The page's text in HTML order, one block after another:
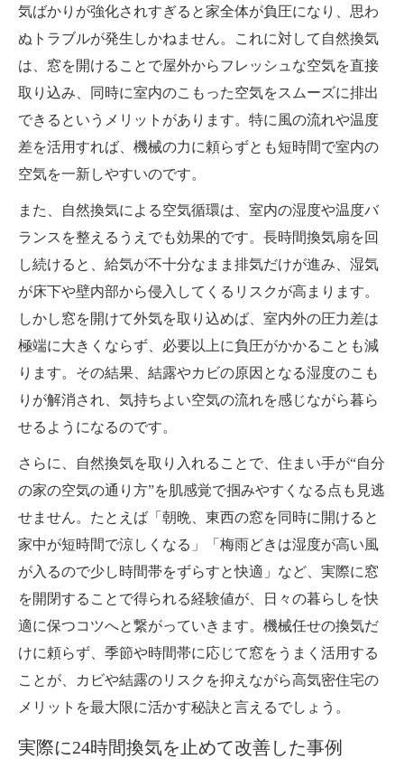
気ばかりが強化されすぎると家全体が負圧になり、思わ
ぬトラブルが発生しかねません。これに対して自然換気
は、窓を開けることで屋外からフレッシュな空気を直接
取り込み、同時に室内のこもった空気をスムーズに排出
できるというメリットがあります。特に風の流れや温度
差を活用すれば、機械の力に頼らずとも短時間で室内の
空気を一新しやすいのです。
また、自然換気による空気循環は、室内の湿度や温度バ
ランスを整えるうえでも効果的です。長時間換気扇を回
し続けると、給気が不十分なまま排気だけが進み、湿気
が床下や壁内部から侵入してくるリスクが高まります。
しかし窓を開けて外気を取り込めば、室内外の圧力差は
極端に大きくならず、必要以上に負圧がかかることも減
ります。その結果、結露やカビの原因となる湿度のこも
りが解消され、気持ちよい空気の流れを感じながら暮ら
せるようになるのです。
さらに、自然換気を取り入れることで、住まい手が“自分
の家の空気の通り方”を肌感覚で掴みやすくなる点も見逃
せません。たとえば「朝晩、東西の窓を同時に開けると
家中が短時間で涼しくなる」「梅雨どきは湿度が高い風
が入るので少し時間帯をずらすと快適」など、実際に窓
を開閉することで得られる経験値が、日々の暮らしを快
適に保つコツへと繋がっていきます。機械任せの換気だ
けに頼らず、季節や時間帯に応じて窓をうまく活用する
ことが、カビや結露のリスクを抑えながら高気密住宅の
メリットを最大限に活かす秘訣と言えるでしょう。
実際に24時間換気を止めて改善した事例